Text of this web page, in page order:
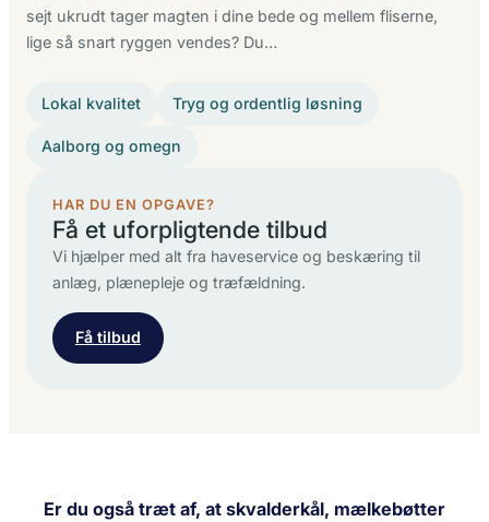
sejt ukrudt tager magten i dine bede og mellem fliserne,
lige så snart ryggen vendes? Du…
Lokal kvalitet Tryg og ordentlig løsning
Aalborg og omegn
HAR DU EN OPGAVE?
Få et uforpligtende tilbud
Vi hjælper med alt fra haveservice og beskæring til
anlæg, plænepleje og træfældning.
Få tilbud
Er du også træt af, at skvalderkål, mælkebøtter